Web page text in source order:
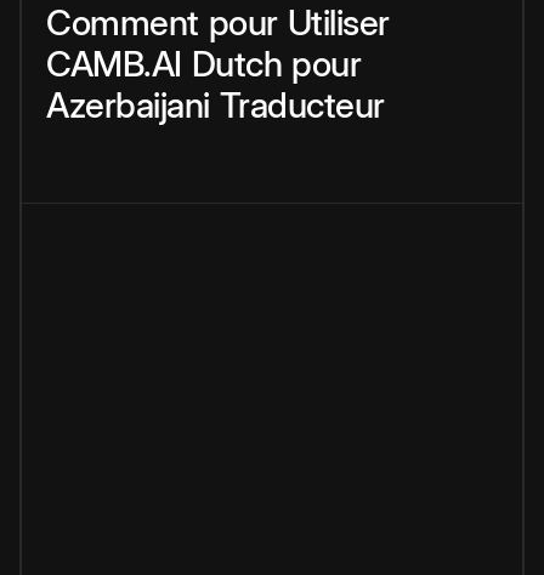
Comment pour Utiliser
CAMB.AI Dutch pour
Azerbaijani Traducteur